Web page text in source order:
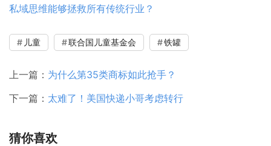
私域思维能够拯救所有传统行业？
儿童 联合国儿童基金会 铁罐
上一篇： 为什么第35类商标如此抢手？
下一篇： 太难了！美国快递小哥考虑转行
猜你喜欢